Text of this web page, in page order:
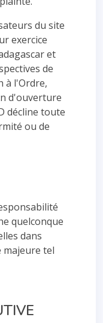
du site
exercice
et
de
à l'Ordre,
d'ouverture
décline toute
ou de
quelconque
dans
majeure tel